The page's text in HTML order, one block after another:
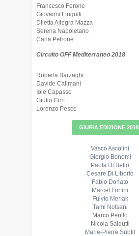
Francesco Ferone
Giovanni Linguiti
Diletta Allegra Mazza
Serena Napoletano
Carla Petrone
Circuito OFF Mediterraneo 2018
Roberta Barzaghi
Davide Calimani
Iole Capasso
Giulio Cirri
Lorenzo Pesce
GIURIA EDIZIONE 2018
Vasco Ascolini
Giorgio Bonomi
Paola Di Bello
Cesare Di Liborio
Fabio Donato
Marcel Fortini
Fulvio Merlak
Tami Notsani
Marco Perillo
Nicola Saldutti
Marie-Pierre Subtil